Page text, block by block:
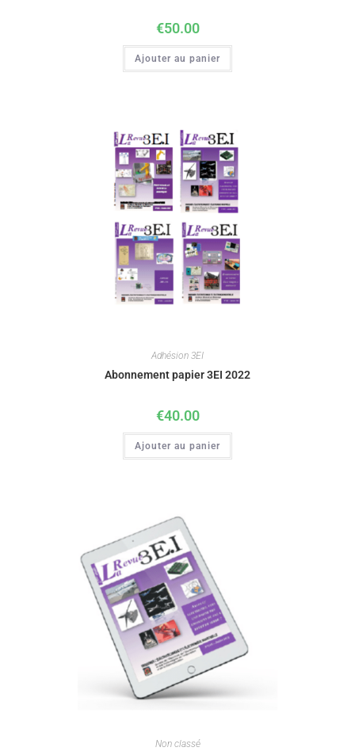
€50.00
Ajouter au panier
Adhésion 3EI
Abonnement papier 3EI 2022
€40.00
Ajouter au panier
Non classé